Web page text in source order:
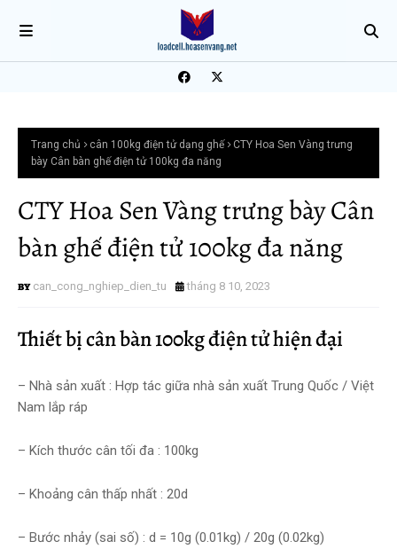
Trang chủ cân 100kg điện tử dạng ghế
CTY Hoa Sen Vàng trưng
bày Cân bàn ghế điện tử 100kg đa năng
CTY Hoa Sen Vàng trưng bày Cân
bàn ghế điện tử 100kg đa năng
can_cong_nghiep_dien_tu tháng 8 10, 2023
Thiết bị cân bàn 100kg điện tử hiện đại
– Nhà sản xuất : Hợp tác giữa nhà sản xuất Trung Quốc / Việt
Nam lắp ráp
– Kích thước cân tối đa : 100kg
– Khoảng cân thấp nhất : 20d
– Bước nhảy (sai số) : d = 10g (0.01kg) / 20g (0.02kg)